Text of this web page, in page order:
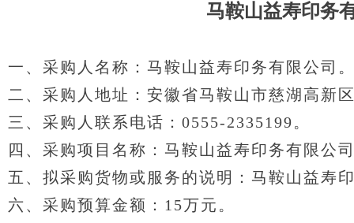
马鞍山益寿印务
一、采购人名称：马鞍山益寿印务有限公司
二、采购人地址：安徽省马鞍山市慈湖高新
三、采购人联系电话：0555-2335199。
四、采购项目名称：马鞍山益寿印务有限公
五、拟采购货物或服务的说明：马鞍山益寿
六、采购预算金额：15万元。